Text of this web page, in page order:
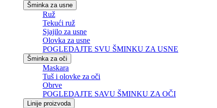
Šminka za usne
Ruž
Tekući ruž
Sjajilo za usne
Olovka za usne
POGLEDAJTE SVU ŠMINKU ZA USNE
Šminka za oči
Maskara
Tuš i olovke za oči
Obrve
POGLEDAJTE SAVU ŠMINKU ZA OČI
Linije proizvoda